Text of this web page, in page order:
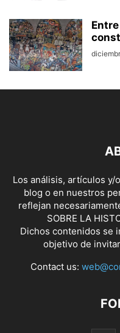
Los análisis, artículos y/
blog o en nuestros
reflejan
SOBRE LA
Dichos contenidos se
objetivo de
Contact us: